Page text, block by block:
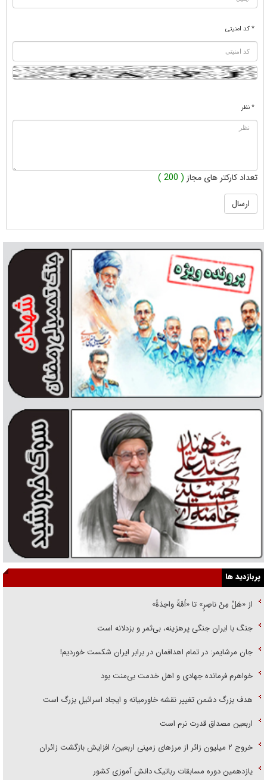
* کد امنیتی
* نظر
تعداد کارکتر های مجاز ( 200 )
پربازدید ها
از «هَلْ مِنْ ناصِرٍ» تا «اُمَّةً واحِدَةً»
جنگ با ایران جنگی پرهزینه، بی‌ثمر و بزدلانه است
جان مرشایمر: در تمام اهدافمان در برابر ایران شکست خوردیم!
خواهرم فرمانده جهادی و اهل خدمت بی‌منت بود
هدف بزرگ دشمن تغییر نقشه خاورمیانه و ایجاد اسرائیل بزرگ است
اربعین مصداق قدرت نرم است
‌خروج ۲ میلیون زائر از مرز‌های زمینی اربعین/ افزایش بازگشت زائران
یازدهمین دوره مسابقات رباتیک دانش آموزی کشور